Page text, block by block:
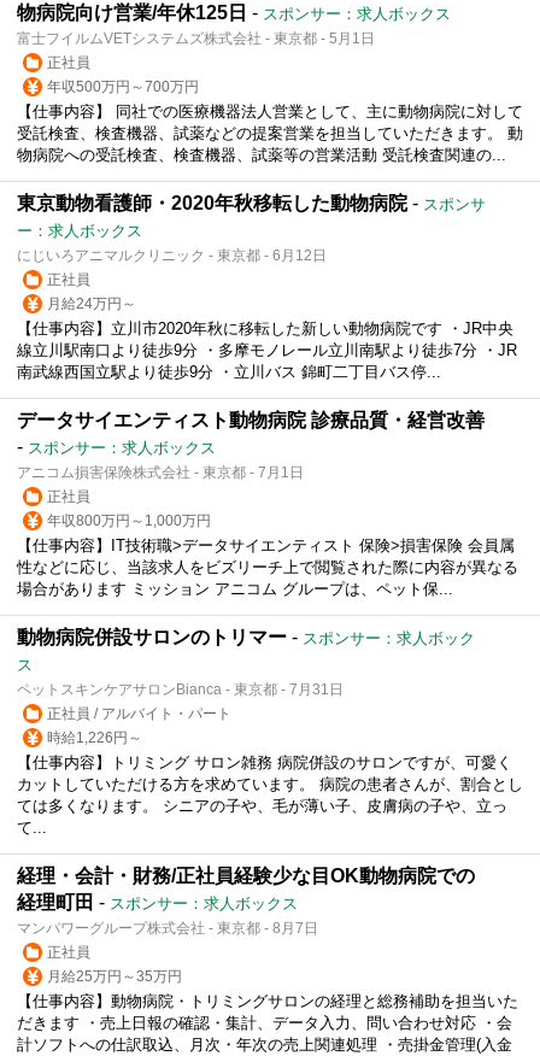
物病院向け営業/年休125日 - スポンサー：求人ボックス
富士フイルムVETシステムズ株式会社 - 東京都 - 5月1日
正社員
年収500万円～700万円
【仕事内容】 同社での医療機器法人営業として、主に動物病院に対して
受託検査、検査機器、試薬などの提案営業を担当していただきます。 動
物病院への受託検査、検査機器、試薬等の営業活動 受託検査関連の...
東京動物看護師・2020年秋移転した動物病院- スポンサ
ー：求人ボックス
にじいろアニマルクリニック - 東京都 - 6月12日
正社員
月給24万円～
【仕事内容】立川市2020年秋に移転した新しい動物病院です ・JR中央
線立川駅南口より徒歩9分 ・多摩モノレール立川南駅より徒歩7分 ・JR
南武線西国立駅より徒歩9分 ・立川バス 錦町二丁目バス停...
データサイエンティスト動物病院 診療品質・経営改善
- スポンサー：求人ボックス
アニコム損害保険株式会社 - 東京都 - 7月1日
正社員
年収800万円～1,000万円
【仕事内容】IT技術職>データサイエンティスト 保険>損害保険 会員属
性などに応じ、当該求人をビズリーチ上で閲覧された際に内容が異なる
場合があります ミッション アニコム グループは、ペット保...
動物病院併設サロンのトリマー - スポンサー：求人ボック
ス
ペットスキンケアサロンBianca - 東京都 - 7月31日
正社員 / アルバイト・パート
時給1,226円～
【仕事内容】トリミング サロン雑務 病院併設のサロンですが、可愛く
カットしていただける方を求めています。 病院の患者さんが、割合とし
ては多くなります。 シニアの子や、毛が薄い子、皮膚病の子や、立っ
て...
経理・会計・財務/正社員経験少な目OK動物病院での
経理町田 - スポンサー：求人ボックス
マンパワーグループ株式会社 - 東京都 - 8月7日
正社員
月給25万円～35万円
【仕事内容】動物病院・トリミングサロンの経理と総務補助を担当いた
だきます ・売上日報の確認・集計、データ入力、問い合わせ対応 ・会
計ソフトへの仕訳取込、月次・年次の売上関連処理 ・売掛金管理(入金